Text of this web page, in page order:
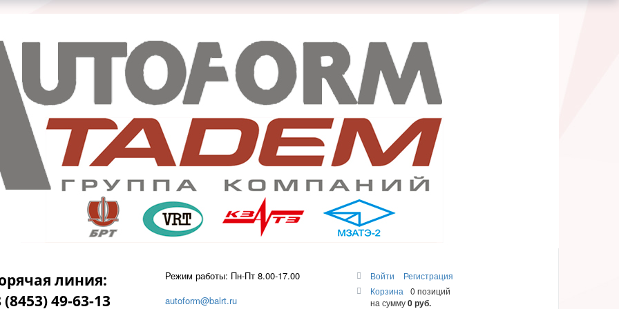
линия:
(8453) 49-63-13
Режим работы: Пн-Пт 8.00-17.00
autoform@balrt.ru
Войти
Регистрация
Корзина
0 позиций
на сумму0 руб.